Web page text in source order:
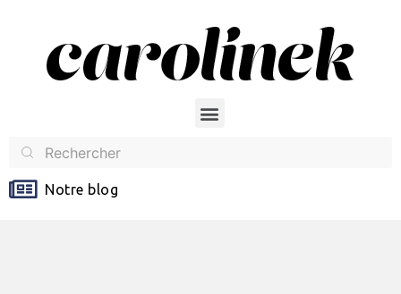
Notre blog